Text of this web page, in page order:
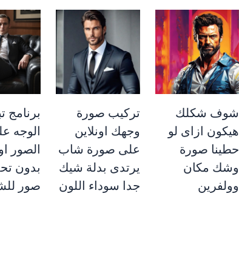
شوف شكلك
هيكون ازاى لو
حطينا صورة
وشك مكان
وولفرين
تركيب صورة
وجهك اونلاين
على صورة شاب
يرتدى بدلة شيك
جدا سوداء اللون
برنامج
الوجه
الصور
بدون
صور